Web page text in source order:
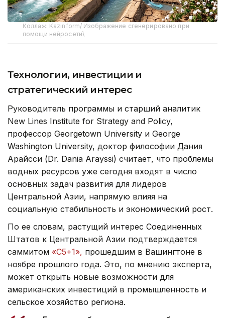
Коллаж: Kazinform/ Изображение сгенерировано при
помощи нейросети\
Технологии, инвестиции и
стратегический интерес
Руководитель программы и старший аналитик
New Lines Institute for Strategy and Policy,
профессор Georgetown University и George
Washington University, доктор философии Дания
Арайсси (Dr. Dania Arayssi) считает, что проблемы
водных ресурсов уже сегодня входят в число
основных задач развития для лидеров
Центральной Азии, напрямую влияя на
социальную стабильность и экономический рост.
По ее словам, растущий интерес Соединенных
Штатов к Центральной Азии подтверждается
саммитом «С5+1», прошедшим в Вашингтоне в
ноябре прошлого года. Это, по мнению эксперта,
может открыть новые возможности для
американских инвестиций в промышленность и
сельское хозяйство региона.